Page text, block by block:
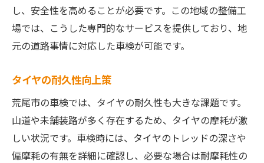
し、安全性を高めることが必要です。この地域の整備工
場では、こうした専門的なサービスを提供しており、地
元の道路事情に対応した車検が可能です。
タイヤの耐久性向上策
荒尾市の車検では、タイヤの耐久性も大きな課題です。
山道や未舗装路が多く存在するため、タイヤの摩耗が激
しい状況です。車検時には、タイヤのトレッドの深さや
偏摩耗の有無を詳細に確認し、必要な場合は耐摩耗性の